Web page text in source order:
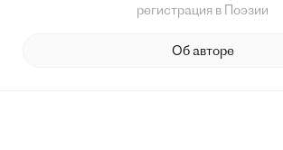
регистрация в Поэзии
Об авторе